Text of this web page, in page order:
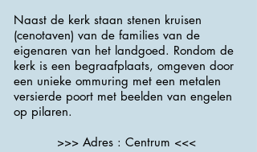
Naast de kerk staan ​​stenen kruisen
(cenotaven) van de families van de
eigenaren van het landgoed. Rondom de
kerk is een begraafplaats, omgeven door
een unieke ommuring met een metalen
versierde poort met beelden van engelen
op pilaren.
>>> Adres : Centrum <<<